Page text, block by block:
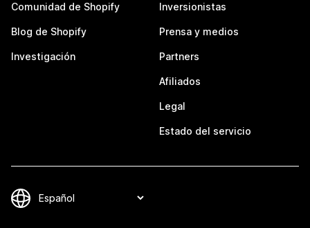
Comunidad de Shopify
Blog de Shopify
Investigación
Inversionistas
Prensa y medios
Partners
Afiliados
Legal
Estado del servicio